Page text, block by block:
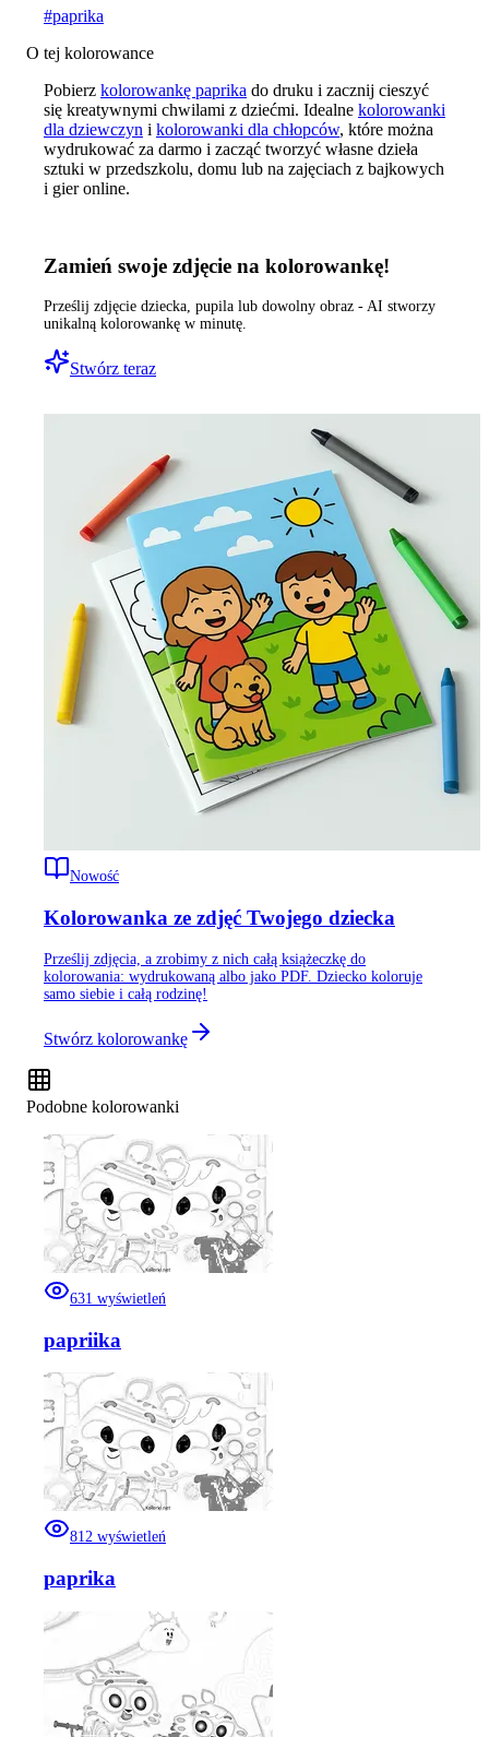
#paprika
O tej kolorowance
Pobierz kolorowankę paprika do druku i zacznij cieszyć
się kreatywnymi chwilami z dziećmi. Idealne kolorowanki
dla dziewczyn i kolorowanki dla chłopców, które można
wydrukować za darmo i zacząć tworzyć własne dzieła
sztuki w przedszkolu, domu lub na zajęciach z bajkowych
i gier online.
Zamień swoje zdjęcie na kolorowankę!
Prześlij zdjęcie dziecka, pupila lub dowolny obraz - AI stworzy
unikalną kolorowankę w minutę.
Stwórz teraz
Nowość
Kolorowanka ze zdjęć Twojego dziecka
Prześlij zdjęcia, a zrobimy z nich całą książeczkę do
kolorowania: wydrukowaną albo jako PDF. Dziecko koloruje
samo siebie i całą rodzinę!
Stwórz kolorowankę
Podobne kolorowanki
631 wyświetleń
papriika
812 wyświetleń
paprika